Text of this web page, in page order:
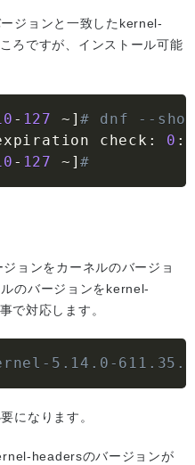
ジョンと一致したkernel-
ろですが、インストール可能
- 127 ~ ]# dnf --
check : 0 :
- 127 ~ ]#
ョンをカーネルのバージョ
のバージョンをkernel-
で対応します。
5.14.0-
になります。
headersのバージョンが